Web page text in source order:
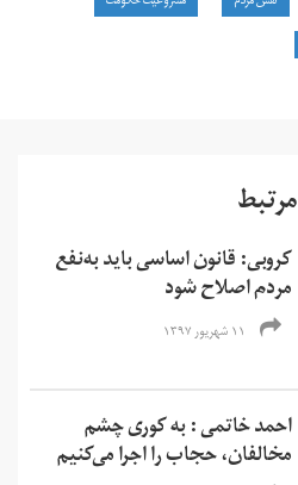
مرتبط
کروبی: قانون اساسی باید به‌نفع
مردم اصلاح شود
۱۱ شهریور ۱۳۹۷
احمد خاتمی : به کوری چشم
مخالفان، حجاب را اجرا می‌کنیم